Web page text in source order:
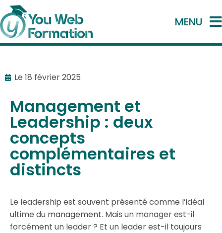
MENU
Le 18 février 2025
Management et
Leadership : deux
concepts
complémentaires et
distincts
Le leadership est souvent présenté comme l’idéal
ultime du management. Mais un manager est-il
forcément un leader ? Et un leader est-il toujours